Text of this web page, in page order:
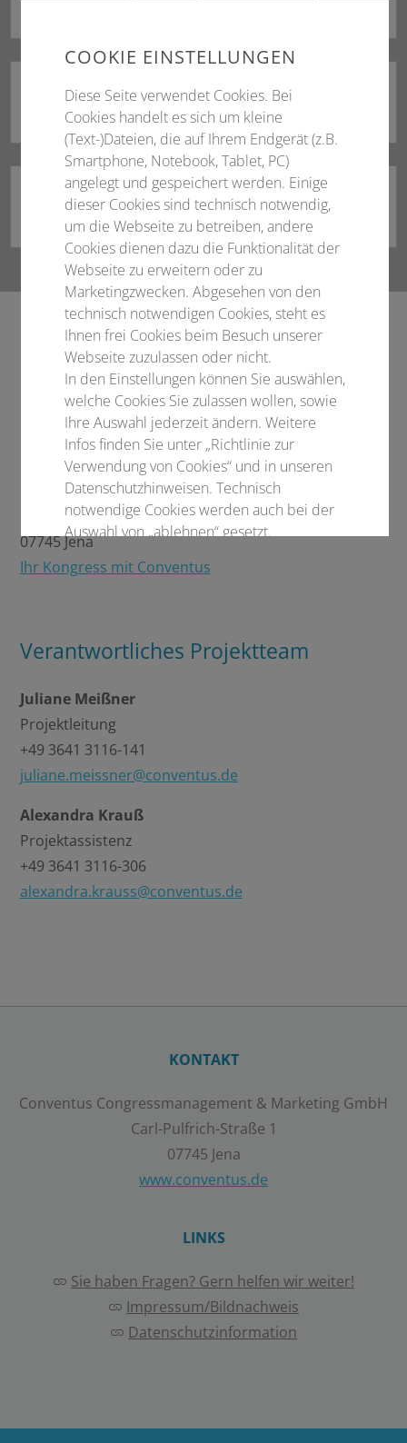
Neighbhor Day
Gastland Frankreich
Junior Akademie
Youth Lounge
Sie planen Ihren eigenen Kongress?!
Lassen Sie uns ins Gespräch kommen!
Conventus Congressmanagement & Marketing
Carl-Pulfrich-Straße 1
07745 Jena
Ihr Kongress mit Conventus
Verantwortliches Projektteam
Juliane Meißner
Projektleitung
+49 3641 3116-141
juliane.meissner@conventus.de
Alexandra Krauß
Projektassistenz
+49 3641 3116-306
alexandra.krauss@conventus.de
KONTAKT
Conventus Congressmanagement & Marketing GmbH
Carl-Pulfrich-Straße 1
07745 Jena
www.conventus.de
LINKS
Sie haben Fragen? Gern helfen wir weiter!
Impressum/Bildnachweis
Datenschutzinformation
COOKIE EINSTELLUNGEN
Diese Seite verwendet Cookies. Bei
Cookies handelt es sich um kleine
(Text-)Dateien, die auf Ihrem Endgerät (z.B.
Smartphone, Notebook, Tablet, PC)
angelegt und gespeichert werden. Einige
dieser Cookies sind technisch notwendig,
um die Webseite zu betreiben, andere
Cookies dienen dazu die Funktionalität der
Webseite zu erweitern oder zu
Marketingzwecken. Abgesehen von den
technisch notwendigen Cookies, steht es
Ihnen frei Cookies beim Besuch unserer
Webseite zuzulassen oder nicht.
In den Einstellungen können Sie auswählen,
welche Cookies Sie zulassen wollen, sowie
Ihre Auswahl jederzeit ändern. Weitere
Infos finden Sie unter „Richtlinie zur
Verwendung von Cookies“ und in unseren
Datenschutzhinweisen. Technisch
notwendige Cookies werden auch bei der
Auswahl von „ablehnen“ gesetzt.
Notwendige Cookies
Externer Inhalt
Ablehnen